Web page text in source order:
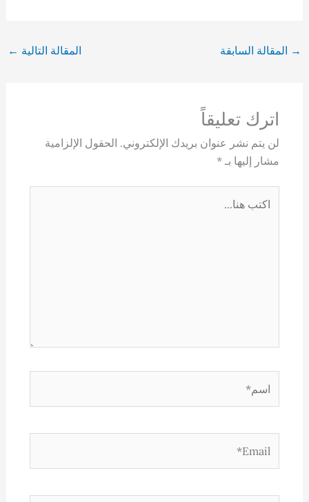
→ المقالة السابقة المقالة التالية ←
اترك تعليقاً
لن يتم نشر عنوان بريدك الإلكتروني. الحقول الإلزامية
مشار إليها بـ *
هنا...